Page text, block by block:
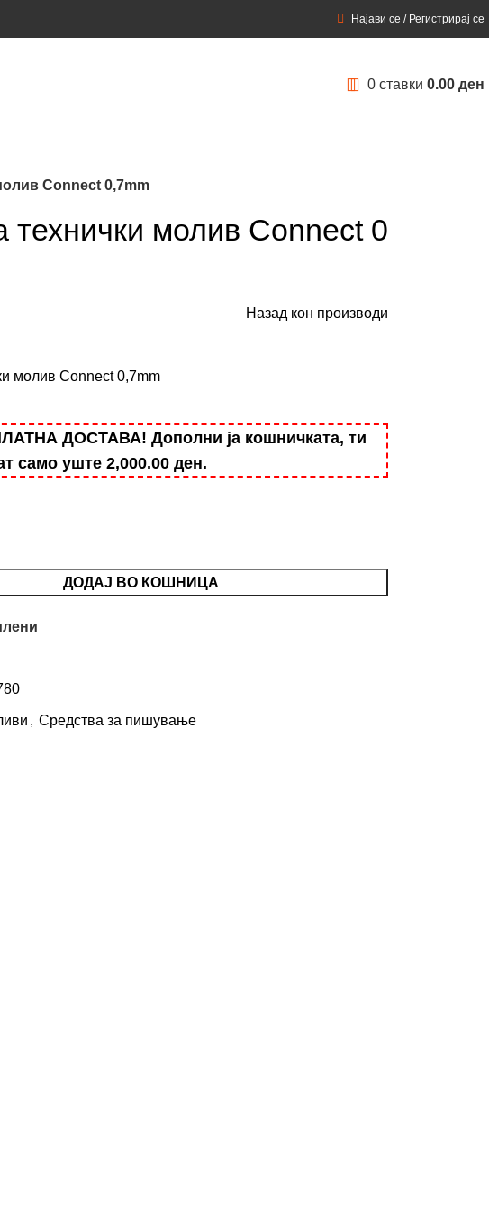
Најави се / Регистрирај се
0 ставки 0.00 ден
Connect 0,7mm
технички молив Connect 0
Назад кон производи
молив Connect 0,7mm
ДОСТАВА! Дополни ја кошничката, ти
само уште 2,000.00 ден.
ДОДАЈ ВО КОШНИЦА
, Средства за пишување